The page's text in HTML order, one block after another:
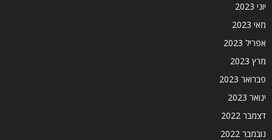
יוני 2023
מאי 2023
אפריל 2023
מרץ 2023
פברואר 2023
ינואר 2023
דצמבר 2022
נובמבר 2022